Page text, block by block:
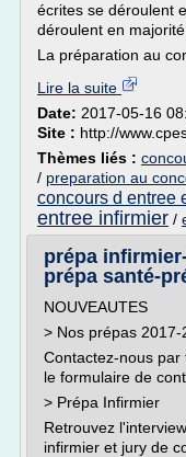
écrites se déroulent
déroulent en
La préparation au
Lire la suite
Date: 2017-05-16
Site : http://
Thèmes liés :
/ preparation au
concours d entree
entree infirmier /
prépa
prépa santé-
NOUVEAUTES
> Nos prépas
Contactez-nous
le formulaire de
> Prépa Infirmier
Retrouvez
infirmier et jury de